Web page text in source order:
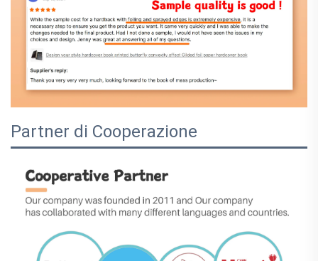
Partner di Cooperazione